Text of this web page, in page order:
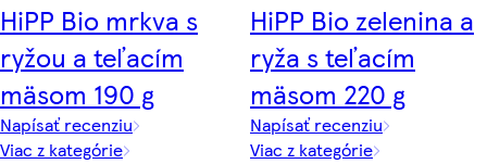
HiPP Bio mrkva s
ryžou a teľacím
mäsom 190 g
Napísať recenziu
Viac z kategórie
HiPP Bio zelenina a
ryža s teľacím
mäsom 220 g
Napísať recenziu
Viac z kategórie